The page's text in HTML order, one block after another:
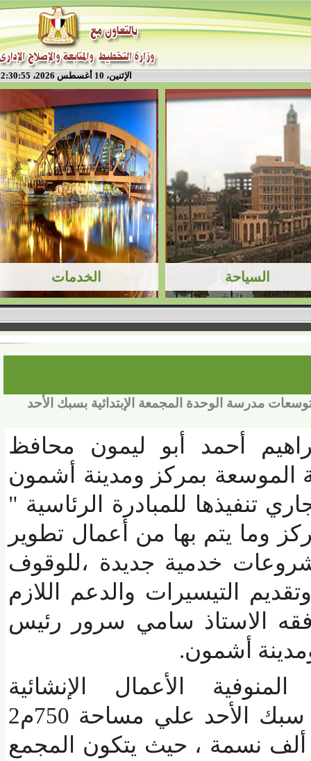
الإثنين، 10 أغسطس 2026، 2:30:56 م
مدرسة الوحدة المجمعة الإبتدائية بسبك الأحد
أحمد أبو ليمون محافظ
الموسعة بمركز ومدينة أشمون
تنفيذها للمبادرة الرئاسية "
وما يتم بها من أعمال تطوير
خدمية جديدة ،للوقوف
التيسيرات والدعم اللازم
الاستاذ سامي سرور رئيس
أشمون.
الأ
عمال الإنشائية
بمجمع الخدمات بقرية سبك الأحد علي مساحة 750م2
ما يزيد على 66 ألف نسمة ، حيث يتكون المجمع